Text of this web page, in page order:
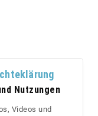
Nutzungen
Videos und